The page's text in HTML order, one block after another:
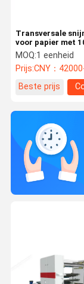
Transversale
voor papier met
rollen
MOQ:1 eenheid
Prijs:CNY：42000-
Beste prijs